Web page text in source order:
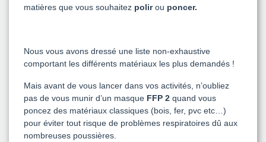
matières que vous souhaitez polirou poncer.
Nous vous avons dressé une liste non-exhaustive
comportant les différents matériaux les plus demandés !
Mais avant de vous lancer dans vos activités, n’oubliez
pas de vous munir d’un masque FFP 2 quand vous
poncez des matériaux classiques (bois, fer, pvc etc…)
pour éviter tout risque de problèmes respiratoires dû aux
nombreuses poussières.